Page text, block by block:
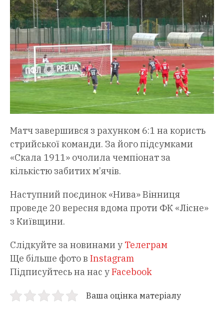
Матч завершився з рахунком 6:1 на користь
стрийської команди. За його підсумками
«Скала 1911» очолила чемпіонат за
кількістю забитих м’ячів.
Наступний поєдинок «Нива» Вінниця
проведе 20 вересня вдома проти ФК «Лісне»
з Київщини.
Слідкуйте за новинами у Телеграм
Ще більше фото в Instagram
Підписуйтесь на нас уFacebook
Ваша оцінка матеріалу